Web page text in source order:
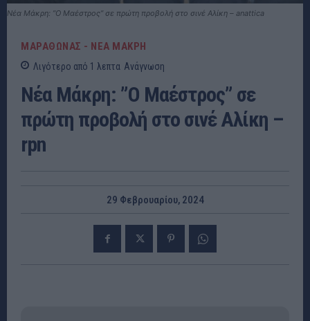
Νέα Μάκρη: ”Ο Μαέστρος” σε πρώτη προβολή στο σινέ Αλίκη – anattica
ΜΑΡΑΘΩΝΑΣ - ΝΕΑ ΜΑΚΡΗ
Λιγότερο από 1 λεπτα Ανάγνωση
Νέα Μάκρη: ”Ο Μαέστρος” σε
πρώτη προβολή στο σινέ Αλίκη –
rpn
29 Φεβρουαρίου, 2024